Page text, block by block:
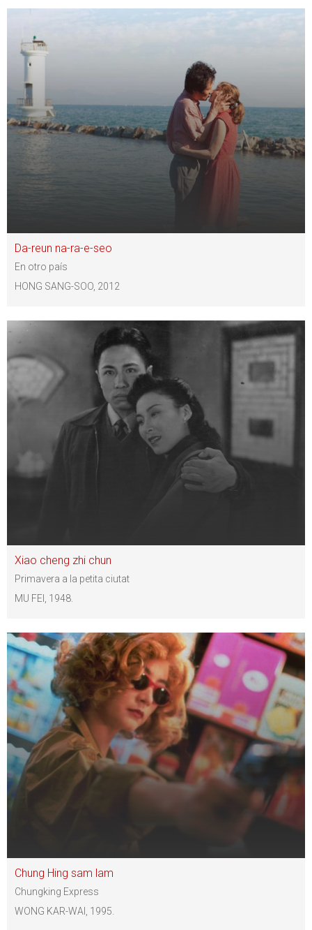
Da-reun na-ra-e-seo
En otro país
HONG SANG-SOO, 2012
Xiao cheng zhi chun
Primavera a la petita ciutat
MU FEI, 1948.
Chung Hing sam lam
Chungking Express
WONG KAR-WAI, 1995.